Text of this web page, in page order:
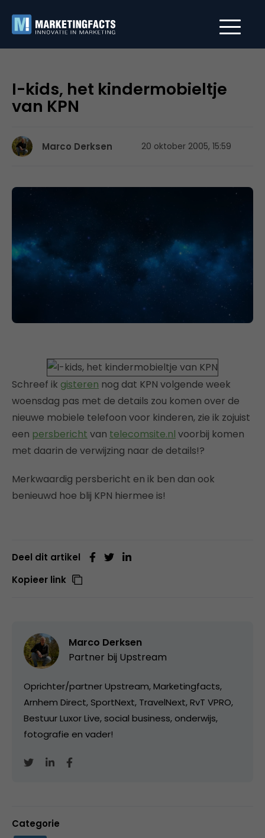
I-kids, het kindermobieltje
van KPN
Marco Derksen 20 oktober 2005, 15:59
Schreef ik gisteren nog dat KPN volgende week
woensdag pas met de details zou komen over de
nieuwe mobiele telefoon voor kinderen, zie ik zojuist
een persbericht van telecomsite.nl voorbij komen
met daarin de verwijzing naar de details!?
Merkwaardig persbericht en ik ben dan ook
benieuwd hoe blij KPN hiermee is!
Deel dit artikel
Kopieer link
Marco Derksen
Partner bij Upstream
Oprichter/partner Upstream, Marketingfacts,
Arnhem Direct, SportNext, TravelNext, RvT VPRO,
Bestuur Luxor Live, social business, onderwijs,
fotografie en vader!
Categorie